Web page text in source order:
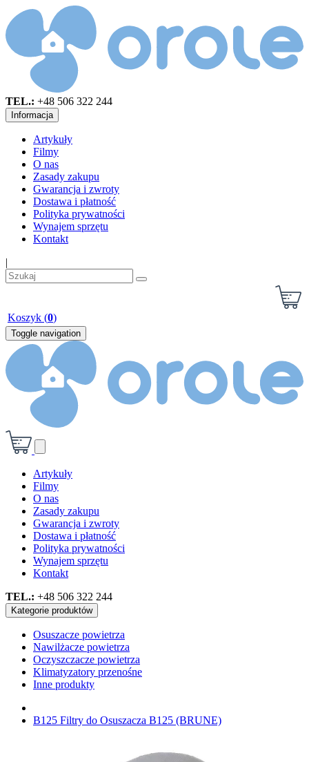
TEL.: +48 506 322 244
Informacja
Artykuły
Filmy
O nas
Zasady zakupu
Gwarancja i zwroty
Dostawa i płatność
Polityka prywatności
Wynajem sprzętu
Kontakt
|
Koszyk (0)
Toggle navigation
Artykuły
Filmy
O nas
Zasady zakupu
Gwarancja i zwroty
Dostawa i płatność
Polityka prywatności
Wynajem sprzętu
Kontakt
TEL.: +48 506 322 244
Kategorie produktów
Osuszacze powietrza
Nawilżacze powietrza
Oczyszczacze powietrza
Klimatyzatory przenośne
Inne produkty
B125 Filtry do Osuszacza B125 (BRUNE)